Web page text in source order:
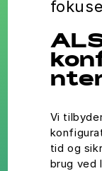
Vi
tid og
brug ved